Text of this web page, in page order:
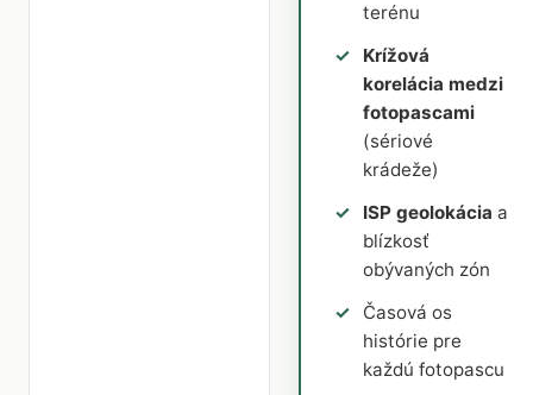
terénu
Krížová
korelácia medzi
fotopascami
(sériové
krádeže)
ISP geolokácia a
blízkosť
obývaných zón
Časová os
histórie pre
každú fotopascu